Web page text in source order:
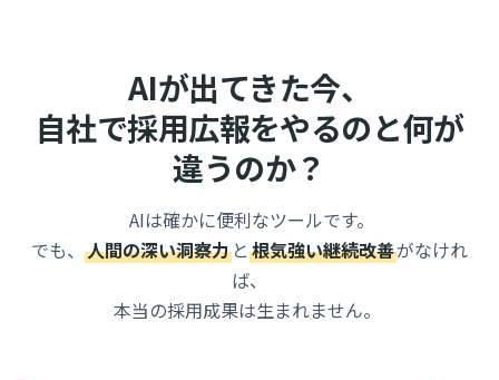
AIが出てきた今、
自社で採用広報をやるのと何が
違うのか？
AIは確かに便利なツールです。
でも、 人間の深い洞察力 と 根気強い継続改善がなけれ
ば、
本当の採用成果は生まれません。